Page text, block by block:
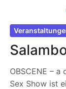
OBSCENE – a
Sex Show ist